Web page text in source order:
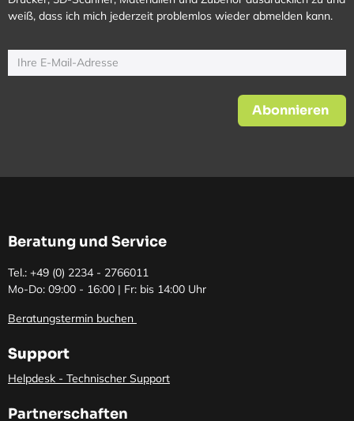
weiß, dass ich mich jederzeit problemlos wieder abmelden kann.
Abonnieren
Beratung und Service
Tel.: +49 (0) 2234 - 2766011
Mo-Do: 09:00 - 16:00 | Fr: bis 14:00 Uhr
Beratungstermin buchen
Support
Helpdesk - Technischer Support
Partnerschaften